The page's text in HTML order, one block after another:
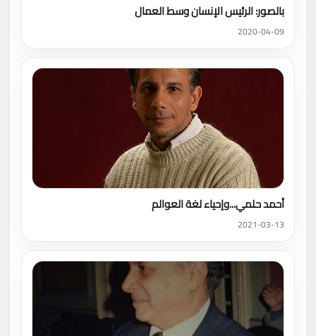
بالصور: الرئيس الإنسان وسط العمال
2020-04-09
أحمد حلمي...وإحياء لغة العوالم
2021-03-13